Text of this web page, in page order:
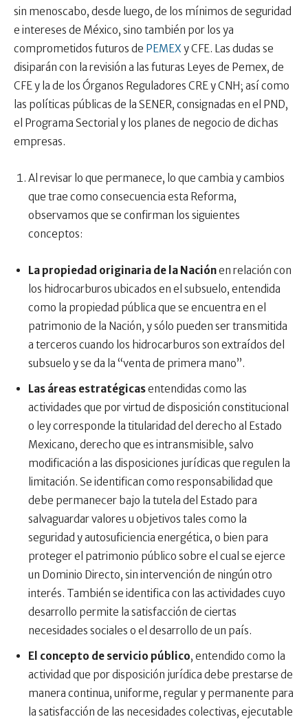
sin menoscabo, desde luego, de los mínimos de seguridad
e intereses de México, sino también por los ya
comprometidos futuros de PEMEX y CFE. Las dudas se
disiparán con la revisión a las futuras Leyes de Pemex, de
CFE y la de los Órganos Reguladores CRE y CNH; así como
las políticas públicas de la SENER, consignadas en el PND,
el Programa Sectorial y los planes de negocio de dichas
empresas.
Al revisar lo que permanece, lo que cambia y cambios
que trae como consecuencia esta Reforma,
observamos que se confirman los siguientes
conceptos:
La propiedad originaria de la Naciónen relación con
los hidrocarburos ubicados en el subsuelo, entendida
como la propiedad pública que se encuentra en el
patrimonio de la Nación, y sólo pueden ser transmitida
a terceros cuando los hidrocarburos son extraídos del
subsuelo y se da la “venta de primera mano”.
Las áreas estratégicasentendidas como las
actividades que por virtud de disposición constitucional
o ley corresponde la titularidad del derecho al Estado
Mexicano, derecho que es intransmisible, salvo
modificación a las disposiciones jurídicas que regulen la
limitación. Se identifican como responsabilidad que
debe permanecer bajo la tutela del Estado para
salvaguardar valores u objetivos tales como la
seguridad y autosuficiencia energética, o bien para
proteger el patrimonio público sobre el cual se ejerce
un Dominio Directo, sin intervención de ningún otro
interés. También se identifica con las actividades cuyo
desarrollo permite la satisfacción de ciertas
necesidades sociales o el desarrollo de un país.
El concepto de servicio público, entendido como la
actividad que por disposición jurídica debe prestarse de
manera continua, uniforme, regular y permanente para
la satisfacción de las necesidades colectivas, ejecutable